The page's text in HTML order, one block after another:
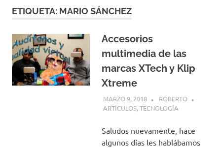
ETIQUETA: MARIO SÁNCHEZ
Accesorios
multimedia de las
marcas XTech y Klip
Xtreme
MARZO 9, 2018
ROBERTO
ARTÍCULOS,TECNOLOGÍA
Saludos nuevamente, hace
algunos días les hablábamos